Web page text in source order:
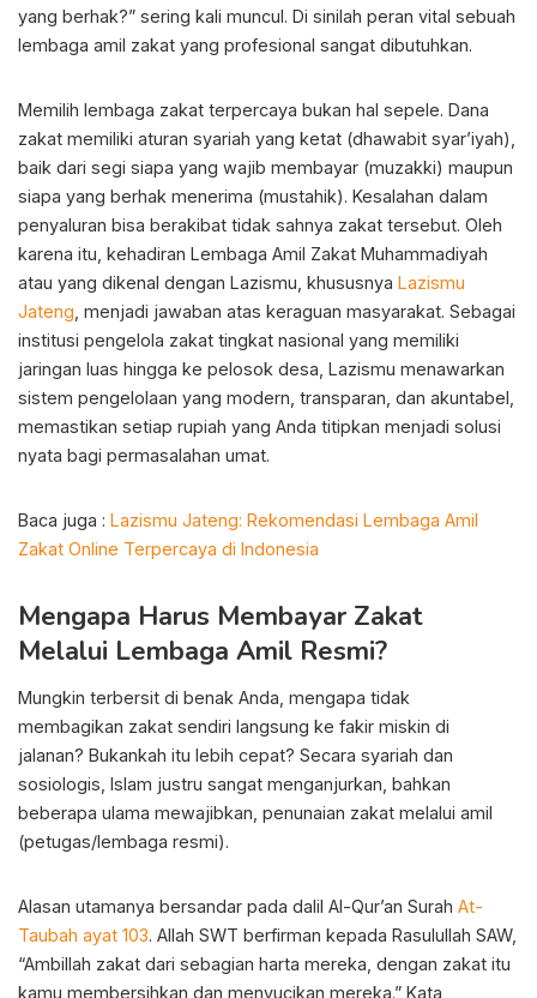
yang berhak?” sering kali muncul. Di sinilah peran vital sebuah
lembaga amil zakat yang profesional sangat dibutuhkan.
Memilih lembaga zakat terpercaya bukan hal sepele. Dana
zakat memiliki aturan syariah yang ketat (dhawabit syar’iyah),
baik dari segi siapa yang wajib membayar (muzakki) maupun
siapa yang berhak menerima (mustahik). Kesalahan dalam
penyaluran bisa berakibat tidak sahnya zakat tersebut. Oleh
karena itu, kehadiran Lembaga Amil Zakat Muhammadiyah
atau yang dikenal dengan Lazismu, khususnya Lazismu
Jateng , menjadi jawaban atas keraguan masyarakat. Sebagai
institusi pengelola zakat tingkat nasional yang memiliki
jaringan luas hingga ke pelosok desa, Lazismu menawarkan
sistem pengelolaan yang modern, transparan, dan akuntabel,
memastikan setiap rupiah yang Anda titipkan menjadi solusi
nyata bagi permasalahan umat.
Baca juga : Lazismu Jateng: Rekomendasi Lembaga Amil
Zakat Online Terpercaya di Indonesia
Mengapa Harus Membayar Zakat
Melalui Lembaga Amil Resmi?
Mungkin terbersit di benak Anda, mengapa tidak
membagikan zakat sendiri langsung ke fakir miskin di
jalanan? Bukankah itu lebih cepat? Secara syariah dan
sosiologis, Islam justru sangat menganjurkan, bahkan
beberapa ulama mewajibkan, penunaian zakat melalui amil
(petugas/lembaga resmi).
Alasan utamanya bersandar pada dalil Al-Qur’an Surah At-
Taubah ayat 103. Allah SWT berfirman kepada Rasulullah SAW,
“Ambillah zakat dari sebagian harta mereka, dengan zakat itu
kamu membersihkan dan menyucikan mereka.” Kata